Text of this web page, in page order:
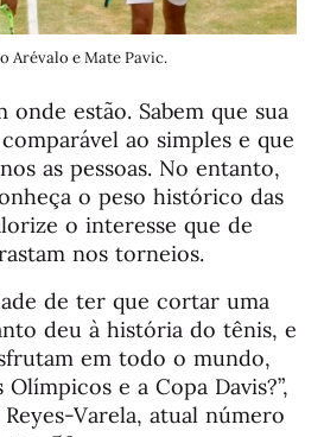
Arévalo e Mate Pavic.
onde estão. Sabem que sua
ao simples e que
as pessoas. No entanto,
o peso histórico das
o interesse que de
nos torneios.
de ter que cortar uma
deu à história do tênis, e
em todo o mundo,
e a Copa Davis?”,
Varela, atual número